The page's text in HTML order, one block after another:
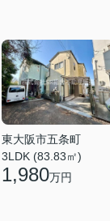
東大阪市五条町
3LDK (83.83㎡)
1,980万円